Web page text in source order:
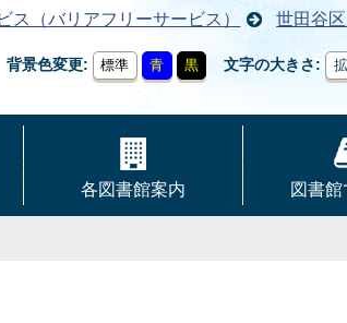
ス（バリアフリーサービス） 世田谷
背景色変更 標準 青 黒 文字の大きさ
各図書館案内 図書館